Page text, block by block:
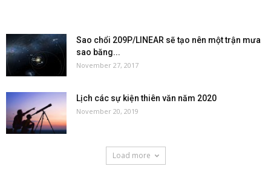
Sao chổi 209P/LINEAR sẽ tạo nên một trận mưa
sao băng...
November 27, 2017
Lịch các sự kiện thiên văn năm 2020
November 20, 2019
Load more